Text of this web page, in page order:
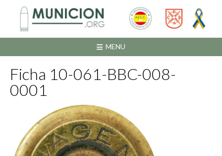
contenido
MENU
Ficha 10-061-BBC-008-
0001